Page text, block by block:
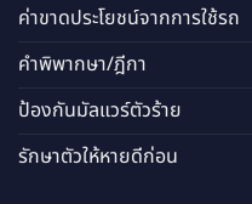
ค่าขาดประโยชน์จากการใช้รถ
คำพิพากษา/ฎีกา
ป้องกันมัลแวร์ตัวร้าย
รักษาตัวให้หายดีก่อน